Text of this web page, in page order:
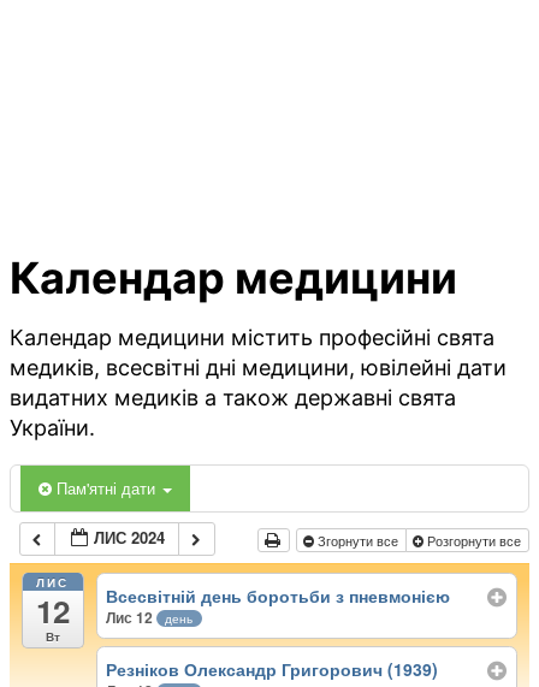
Календар медицини
Календар медицини містить професійні свята
медиків, всесвітні дні медицини, ювілейні дати
видатних медиків а також державні свята
України.
Пам'ятні дати
ЛИС 2024 Згорнути все Розгорнути все
ЛИС
12
Вт
Всесвітній день боротьби з пневмонією
Лис 12 день
Резніков Олександр Григорович (1939)